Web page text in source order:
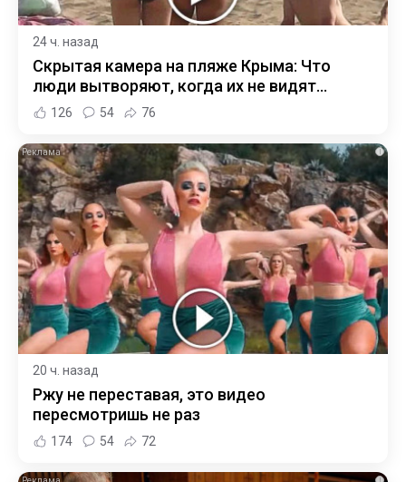
24 ч. назад
Скрытая камера на пляже Крыма: Что
люди вытворяют, когда их не видят...
126 54 76
i
20 ч. назад
Ржу не переставая, это видео
пересмотришь не раз
174 54 72
i